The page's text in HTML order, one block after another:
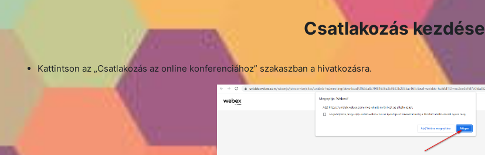
Csatlakozás kezdése
Kattintson az „Csatlakozás az online konferenciához” szakaszban a hivatkozásra.